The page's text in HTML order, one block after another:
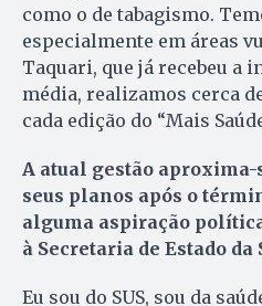
como o de tabagismo.
especialmente em áreas
Taquari, que já recebeu a
média, realizamos cerca
cada edição do “Mais
A atual gestão aproxima-
seus planos após o
alguma aspiração
à Secretaria de Estado da
Eu sou do SUS, sou da